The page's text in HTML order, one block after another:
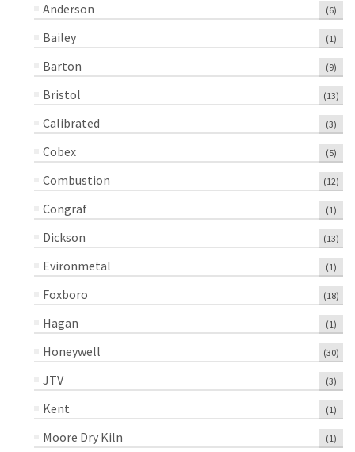
Anderson (6)
Bailey (1)
Barton (9)
Bristol (13)
Calibrated (3)
Cobex (5)
Combustion (12)
Congraf (1)
Dickson (13)
Evironmetal (1)
Foxboro (18)
Hagan (1)
Honeywell (30)
JTV (3)
Kent (1)
Moore Dry Kiln (1)